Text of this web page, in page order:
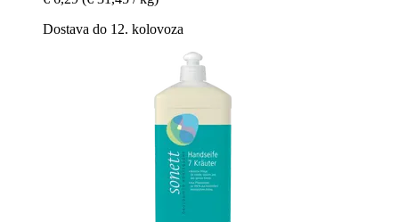
Dostava do 12. kolovoza